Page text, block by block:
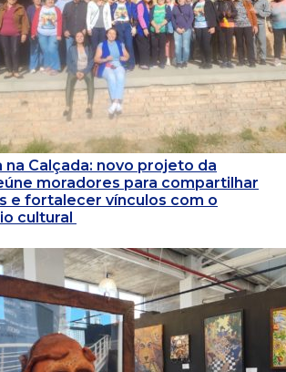
na Calçada: novo projeto da
moradores para compartilhar
e fortalecer vínculos com o
cultural